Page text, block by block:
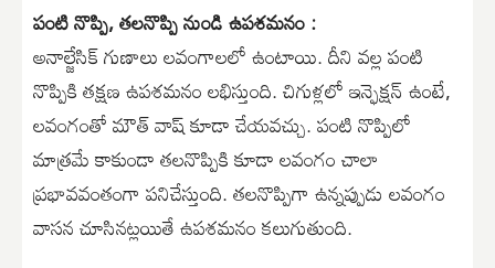
పంటి నొప్పి, తలనొప్పి నుండి ఉపశమనం :
అనాల్జేసిక్ గుణాలు లవంగాలలో ఉంటాయి. దీని వల్ల పంటి
నొప్పికి తక్షణ ఉపశమనం లభిస్తుంది. చిగుళ్లలో ఇన్ఫెక్షన్ ఉంటే,
లవంగంతో మౌత్ వాష్ కూడా చేయవచ్చు. పంటి నొప్పిలో
మాత్రమే కాకుండా తలనొప్పికి కూడా లవంగం చాలా
ప్రభావవంతంగా పనిచేస్తుంది. తలనొప్పిగా ఉన్నప్పుడు లవంగం
వాసన చూసినట్లయితే ఉపశమనం కలుగుతుంది.